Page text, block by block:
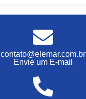
contato@elemar.com.br
Envie um E-mail